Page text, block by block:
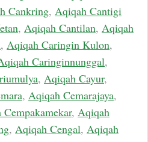
Cankring, Aqiqah Cantigi
, Aqiqah Cantilan, Aqiqah
, Aqiqah Caringin Kulon,
Caringinnunggal,
, Aqiqah Cayur,
, Aqiqah Cemarajaya,
, Aqiqah
, Aqiqah Cengal, Aqiqah